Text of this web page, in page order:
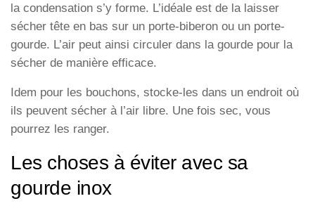
la condensation s’y forme. L’idéale est de la laisser
sécher tête en bas sur un porte-biberon ou un porte-
gourde. L’air peut ainsi circuler dans la gourde pour la
sécher de manière efficace.
Idem pour les bouchons, stocke-les dans un endroit où
ils peuvent sécher à l’air libre. Une fois sec, vous
pourrez les ranger.
Les choses à éviter avec sa
gourde inox